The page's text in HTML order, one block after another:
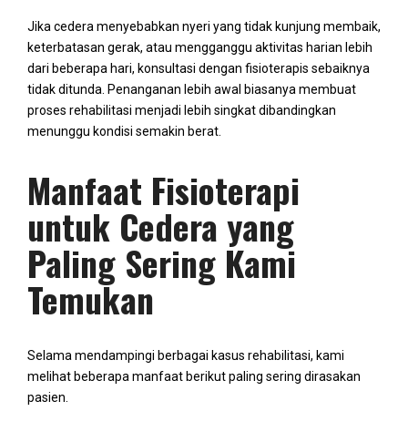
Jika cedera menyebabkan nyeri yang tidak kunjung membaik,
keterbatasan gerak, atau mengganggu aktivitas harian lebih
dari beberapa hari, konsultasi dengan fisioterapis sebaiknya
tidak ditunda. Penanganan lebih awal biasanya membuat
proses rehabilitasi menjadi lebih singkat dibandingkan
menunggu kondisi semakin berat.
Manfaat Fisioterapi
untuk Cedera yang
Paling Sering Kami
Temukan
Selama mendampingi berbagai kasus rehabilitasi, kami
melihat beberapa manfaat berikut paling sering dirasakan
pasien.